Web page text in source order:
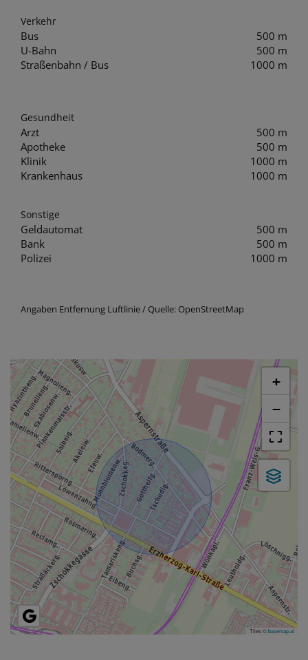
Verkehr
Bus
500 m
U-Bahn
500 m
Straßenbahn / Bus
1000 m
Gesundheit
Arzt
500 m
Apotheke
500 m
Klinik
1000 m
Krankenhaus
1000 m
Sonstige
Geldautomat
500 m
Bank
500 m
Polizei
1000 m
Angaben Entfernung Luftlinie / Quelle: OpenStreetMap
+
−
Tiles ©basemap.at